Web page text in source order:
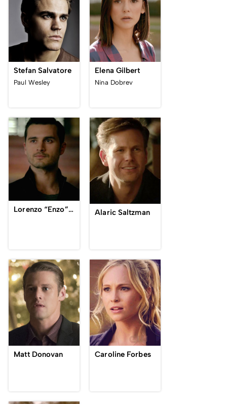
Stefan Salvatore
Paul Wesley
Elena Gilbert
Nina Dobrev
Lorenzo “Enzo” St. John Alaric Saltzman
Matt Donovan Caroline Forbes